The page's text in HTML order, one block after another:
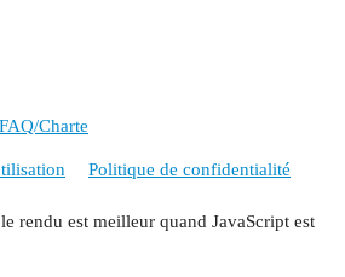
FAQ/Charte
Politique de confidentialité
rendu est meilleur quand JavaScript est